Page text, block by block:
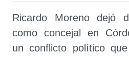
Ricardo Moreno dejó
como concejal en
un conflicto político